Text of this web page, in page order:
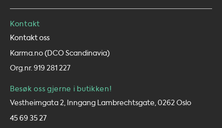
Kontakt
Kontakt oss
Karma.no (DCO Scandinavia)
Org.nr. 919 281 227
Besøk oss gjerne i butikken!
Vestheimgata 2, Inngang Lambrechtsgate, 0262 Oslo
45 69 35 27